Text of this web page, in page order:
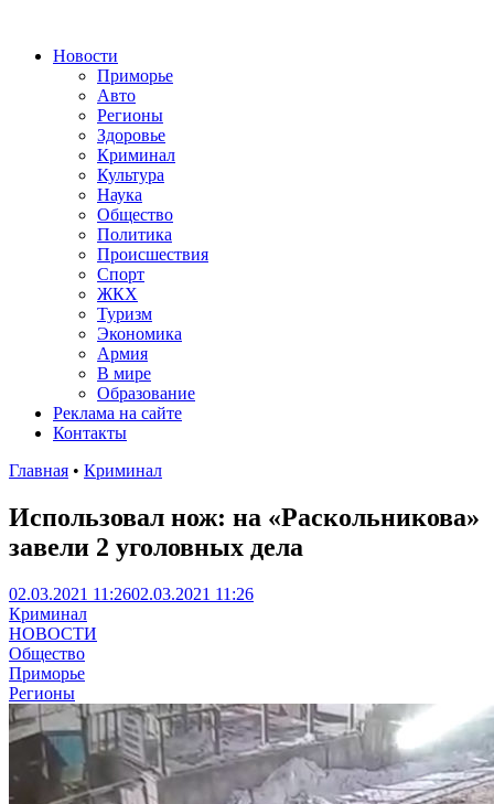
Новости
Приморье
Авто
Регионы
Здоровье
Криминал
Культура
Наука
Общество
Политика
Происшествия
Спорт
ЖКХ
Туризм
Экономика
Армия
В мире
Образование
Реклама на сайте
Контакты
Главная • Криминал
Использовал нож: на «Раскольникова»
завели 2 уголовных дела
02.03.2021 11:2602.03.2021 11:26
Криминал
НОВОСТИ
Общество
Приморье
Регионы